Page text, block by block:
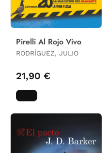
Pirelli Al Rojo Vivo
RODRÍGUEZ, JULIO
21,90 €